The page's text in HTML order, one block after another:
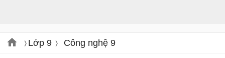
Lớp 9 Công nghệ 9